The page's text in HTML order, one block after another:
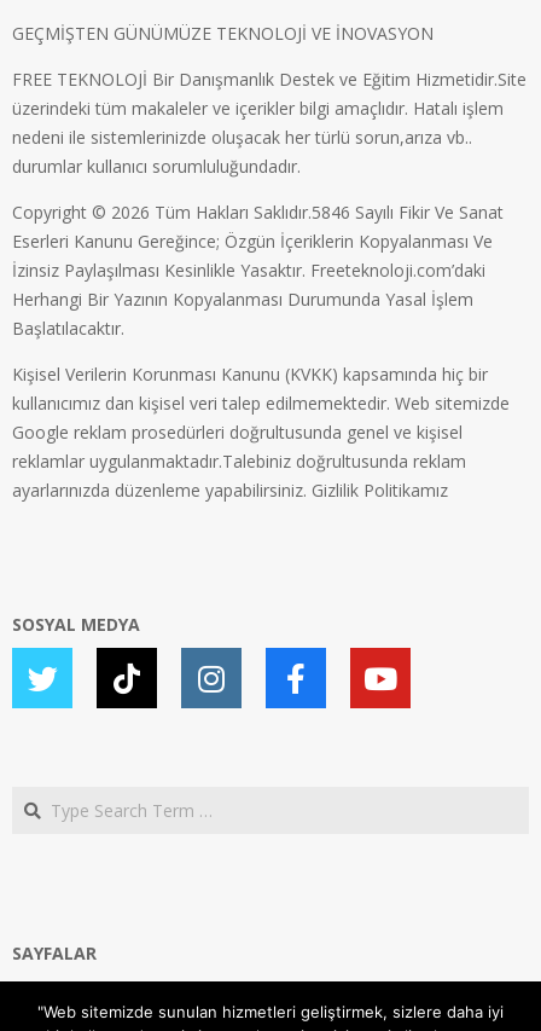
GEÇMİŞTEN GÜNÜMÜZE TEKNOLOJİ VE İNOVASYON
FREE TEKNOLOJİ Bir Danışmanlık Destek ve Eğitim Hizmetidir.Site
üzerindeki tüm makaleler ve içerikler bilgi amaçlıdır. Hatalı işlem
nedeni ile sistemlerinizde oluşacak her türlü sorun,arıza vb..
durumlar kullanıcı sorumluluğundadır.
Copyright © 2026 Tüm Hakları Saklıdır.5846 Sayılı Fikir Ve Sanat
Eserleri Kanunu Gereğince; Özgün İçeriklerin Kopyalanması Ve
İzinsiz Paylaşılması Kesinlikle Yasaktır. Freeteknoloji.com’daki
Herhangi Bir Yazının Kopyalanması Durumunda Yasal İşlem
Başlatılacaktır.
Kişisel Verilerin Korunması Kanunu (KVKK) kapsamında hiç bir
kullanıcımız dan kişisel veri talep edilmemektedir. Web sitemizde
Google reklam prosedürleri doğrultusunda genel ve kişisel
reklamlar uygulanmaktadır.Talebiniz doğrultusunda reklam
ayarlarınızda düzenleme yapabilirsiniz. Gizlilik Politikamız
SOSYAL MEDYA
Search
SAYFALAR
Gizlilik ve Çerezler (Cookies) Politikası
"Web sitemizde sunulan hizmetleri geliştirmek, sizlere daha iyi